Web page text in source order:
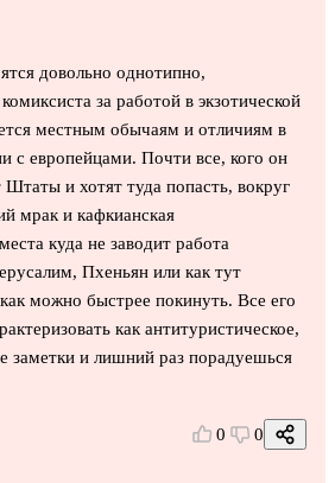
довольно однотипно,
за работой в экзотической
местным обычаям и отличиям в
с европейцами. Почти все, кого он
Штаты и хотят туда попасть, вокруг
мрак и кафкианская
куда не заводит работа
Пхеньян или как тут
можно быстрее покинуть. Все его
как антитуристическое,
заметки и лишний раз порадуешься
0 0